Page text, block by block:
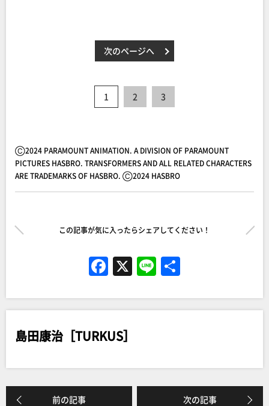
次のページへ
1 2 3
Ⓒ2024 PARAMOUNT ANIMATION. A DIVISION OF PARAMOUNT
PICTURES HASBRO. TRANSFORMERS AND ALL RELATED CHARACTERS
ARE TRADEMARKS OF HASBRO. Ⓒ2024 HASBRO
この記事が気に入ったらシェアしてください！
F
a
c
e
b
o
o
X Li
n
e
島田康治［TURKUS］
前の記事 次の記事